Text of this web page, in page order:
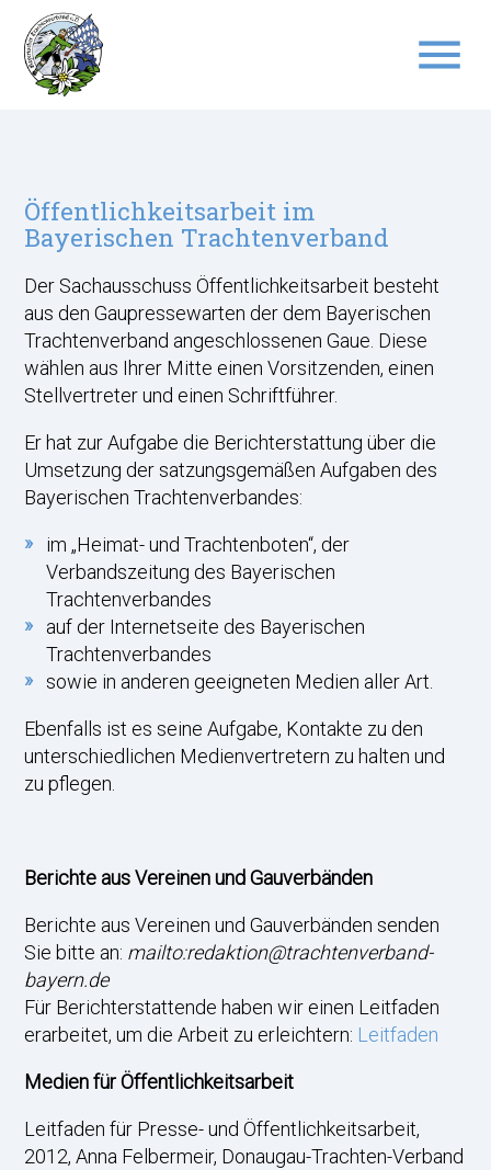
menu
Öffentlichkeitsarbeit im
Bayerischen Trachtenverband
Der Sachausschuss Öffentlichkeitsarbeit besteht
aus den Gaupressewarten der dem Bayerischen
Trachtenverband angeschlossenen Gaue. Diese
wählen aus Ihrer Mitte einen Vorsitzenden, einen
Stellvertreter und einen Schriftführer.
Er hat zur Aufgabe die Berichterstattung über die
Umsetzung der satzungsgemäßen Aufgaben des
Bayerischen Trachtenverbandes:
im „Heimat- und Trachtenboten“, der
Verbandszeitung des Bayerischen
Trachtenverbandes
auf der Internetseite des Bayerischen
Trachtenverbandes
sowie in anderen geeigneten Medien aller Art.
Ebenfalls ist es seine Aufgabe, Kontakte zu den
unterschiedlichen Medienvertretern zu halten und
zu pflegen.
Berichte aus Vereinen und Gauverbänden
Berichte aus Vereinen und Gauverbänden senden
Sie bitte an: mailto:redaktion@trachtenverband-
bayern.de
Für Berichterstattende haben wir einen Leitfaden
erarbeitet, um die Arbeit zu erleichtern: Leitfaden
Medien für Öffentlichkeitsarbeit
Leitfaden für Presse- und Öffentlichkeitsarbeit,
2012, Anna Felbermeir, Donaugau-Trachten-Verband